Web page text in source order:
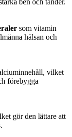
som vitamin
hälsan och
vilket
förebygga
gör den lättare att